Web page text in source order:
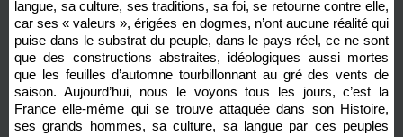
langue, sa culture, ses traditions, sa foi, se retourne contre elle,
car ses « valeurs », érigées en dogmes, n’ont aucune réalité qui
puise dans le substrat du peuple, dans le pays réel, ce ne sont
que des constructions abstraites, idéologiques aussi mortes
que les feuilles d’automne tourbillonnant au gré des vents de
saison. Aujourd’hui, nous le voyons tous les jours, c’est la
France elle-même qui se trouve attaquée dans son Histoire,
ses grands hommes, sa culture, sa langue par ces peuples